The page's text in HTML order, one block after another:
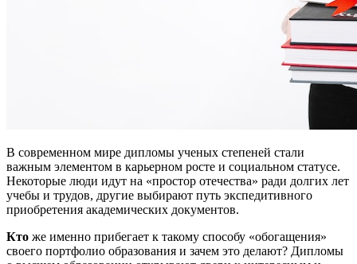
В современном мире дипломы ученых степеней стали
важным элементом в карьерном росте и социальном статусе.
Некоторые люди идут на «простор отечества» ради долгих лет
учебы и трудов, другие выбирают путь экспедитивного
приобретения академических документов.
Кто же именно прибегает к такому способу «обогащения»
своего портфолио образования и зачем это делают? Дипломы